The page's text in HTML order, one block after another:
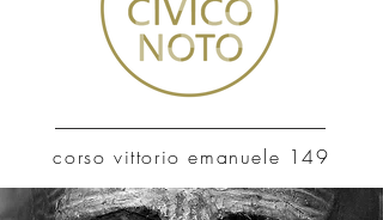
corso vittorio emanuele 149